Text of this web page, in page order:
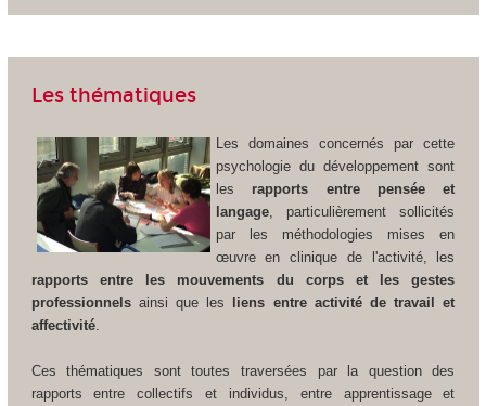
Les thématiques
Les domaines concernés par cette
psychologie du développement sont
les rapports entre pensée et
langage, particulièrement sollicités
par les méthodologies mises en
œuvre en clinique de l'activité, les
rapports entre les mouvements du corps et les gestes
professionnelsainsi que les liens entre activité de travail et
affectivité.
Ces thématiques sont toutes traversées par la question des
rapports entre collectifs et individus, entre apprentissage et